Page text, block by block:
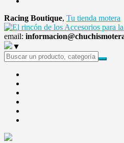
Racing Boutique, Tu tienda motera
email:
▼